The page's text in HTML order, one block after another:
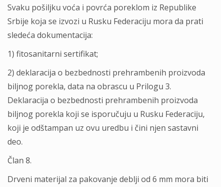
Svaku pošilјku voća i povrća poreklom iz Republike
Srbije koja se izvozi u Rusku Federaciju mora da prati
sledeća dokumentacija:
1) fitosanitarni sertifikat;
2) deklaracija o bezbednosti prehrambenih proizvoda
bilјnog porekla, data na obrascu u Prilogu 3.
Deklaracija o bezbednosti prehrambenih proizvoda
bilјnog porekla koji se isporučuju u Rusku Federaciju,
koji je odštampan uz ovu uredbu i čini njen sastavni
deo.
Član 8.
Drveni materijal za pakovanje deblјi od 6 mm mora biti